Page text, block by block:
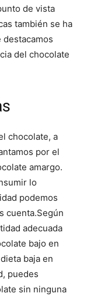
de vista
también se ha
del chocolate
chocolate, a
por el
amargo.
lo
podemos
cuenta.Según
adecuada
bajo en
baja en
puedes
sin ninguna